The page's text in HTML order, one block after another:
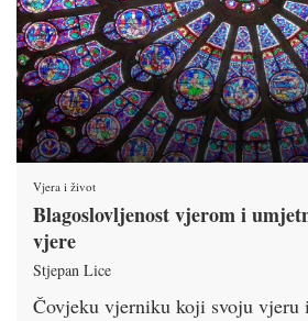
Vjera i život
Blagoslovljenost vjerom i
vjere
Stjepan Lice
Čovjeku vjerniku koji svoju vjeru